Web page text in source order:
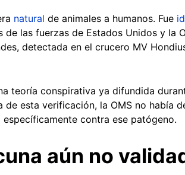
natural de animales a humanos. Fue
las fuerzas de Estados Unidos y la
detectada en el crucero MV
teoría conspirativa ya difundida
esta verificación, la OMS no había
contra ese patógeno.
aún no